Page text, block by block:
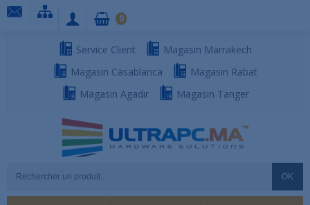
Service Client
Magasin Marrakech
Magasin Casablanca
Magasin Rabat
Magasin Agadir
Magasin Tanger
OK
0